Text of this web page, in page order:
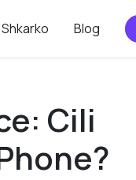
Shkarko Blog
Cili